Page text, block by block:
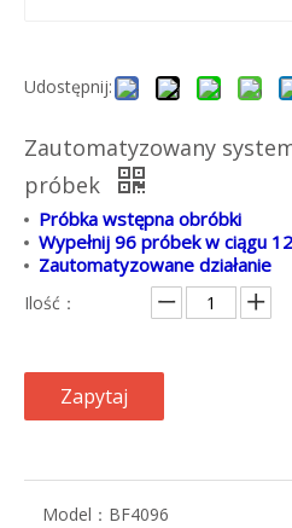
Udostępnij:
Zautomatyzowany
próbek
Próbka wstępna obróbki
Wypełnij 96 próbek w ciągu
Zautomatyzowane działanie
Ilość：
Zapytaj
Model： BF4096